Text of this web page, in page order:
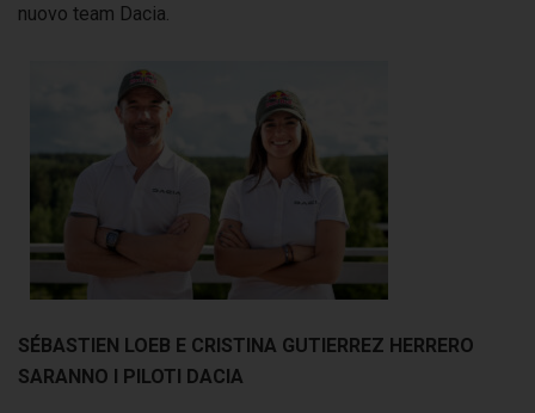
nuovo team Dacia.
SÉBASTIEN LOEB E CRISTINA GUTIERREZ HERRERO
SARANNO I PILOTI DACIA